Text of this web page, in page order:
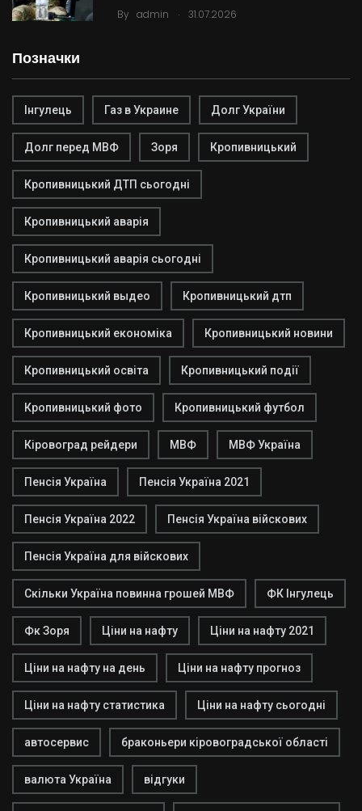
By admin . 31.07.2026
Позначки
Інгулець Газ в Украине Долг України
Долг перед МВФ Зоря Кропивницький
Кропивницький ДТП сьогодні
Кропивницький аварія
Кропивницький аварія сьогодні
Кропивницький выдео Кропивницький дтп
Кропивницький економіка Кропивницький новини
Кропивницький освіта Кропивницький події
Кропивницький фото Кропивницький футбол
Кіровоград рейдери МВФ МВФ Україна
Пенсія Україна Пенсія Україна 2021
Пенсія Україна 2022 Пенсія Україна війскових
Пенсія Україна для війскових
Скільки Україна повинна грошей МВФ ФК Інгулець
Фк Зоря Ціни на нафту Ціни на нафту 2021
Ціни на нафту на день Ціни на нафту прогноз
Ціни на нафту статистика Ціни на нафту сьогодні
автосервис браконьери кіровоградської області
валюта Україна відгуки